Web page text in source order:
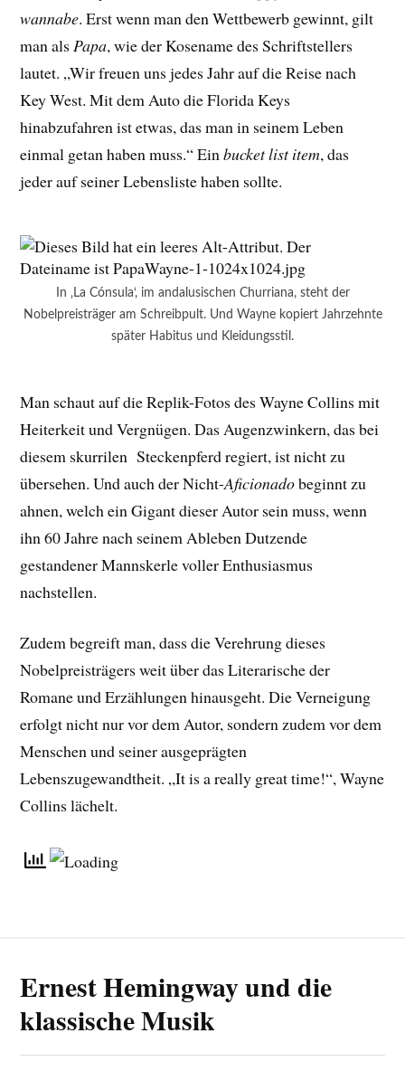
wannabe. Erst wenn man den Wettbewerb gewinnt, gilt
man alsPapa, wie der Kosename des Schriftstellers
lautet. „Wir freuen uns jedes Jahr auf die Reise nach
Key West. Mit dem Auto die Florida Keys
hinabzufahren ist etwas, das man in seinem Leben
einmal getan haben muss.“ Einbucket list item, das
jeder auf seiner Lebensliste haben sollte.
In ‚La Cónsula‘, im andalusischen Churriana, steht der
Nobelpreisträger am Schreibpult. Und Wayne kopiert Jahrzehnte
später Habitus und Kleidungsstil.
Man schaut auf die Replik-Fotos des Wayne Collins mit
Heiterkeit und Vergnügen. Das Augenzwinkern, das bei
diesem skurrilen Steckenpferd regiert, ist nicht zu
übersehen. Und auch der Nicht-Aficionadobeginnt zu
ahnen, welch ein Gigant dieser Autor sein muss, wenn
ihn 60 Jahre nach seinem Ableben Dutzende
gestandener Mannskerle voller Enthusiasmus
nachstellen.
Zudem begreift man, dass die Verehrung dieses
Nobelpreisträgers weit über das Literarische der
Romane und Erzählungen hinausgeht. Die Verneigung
erfolgt nicht nur vor dem Autor, sondern zudem vor dem
Menschen und seiner ausgeprägten
Lebenszugewandtheit. „It is a really great time!“, Wayne
Collins lächelt.
Ernest Hemingway und die
klassische Musik